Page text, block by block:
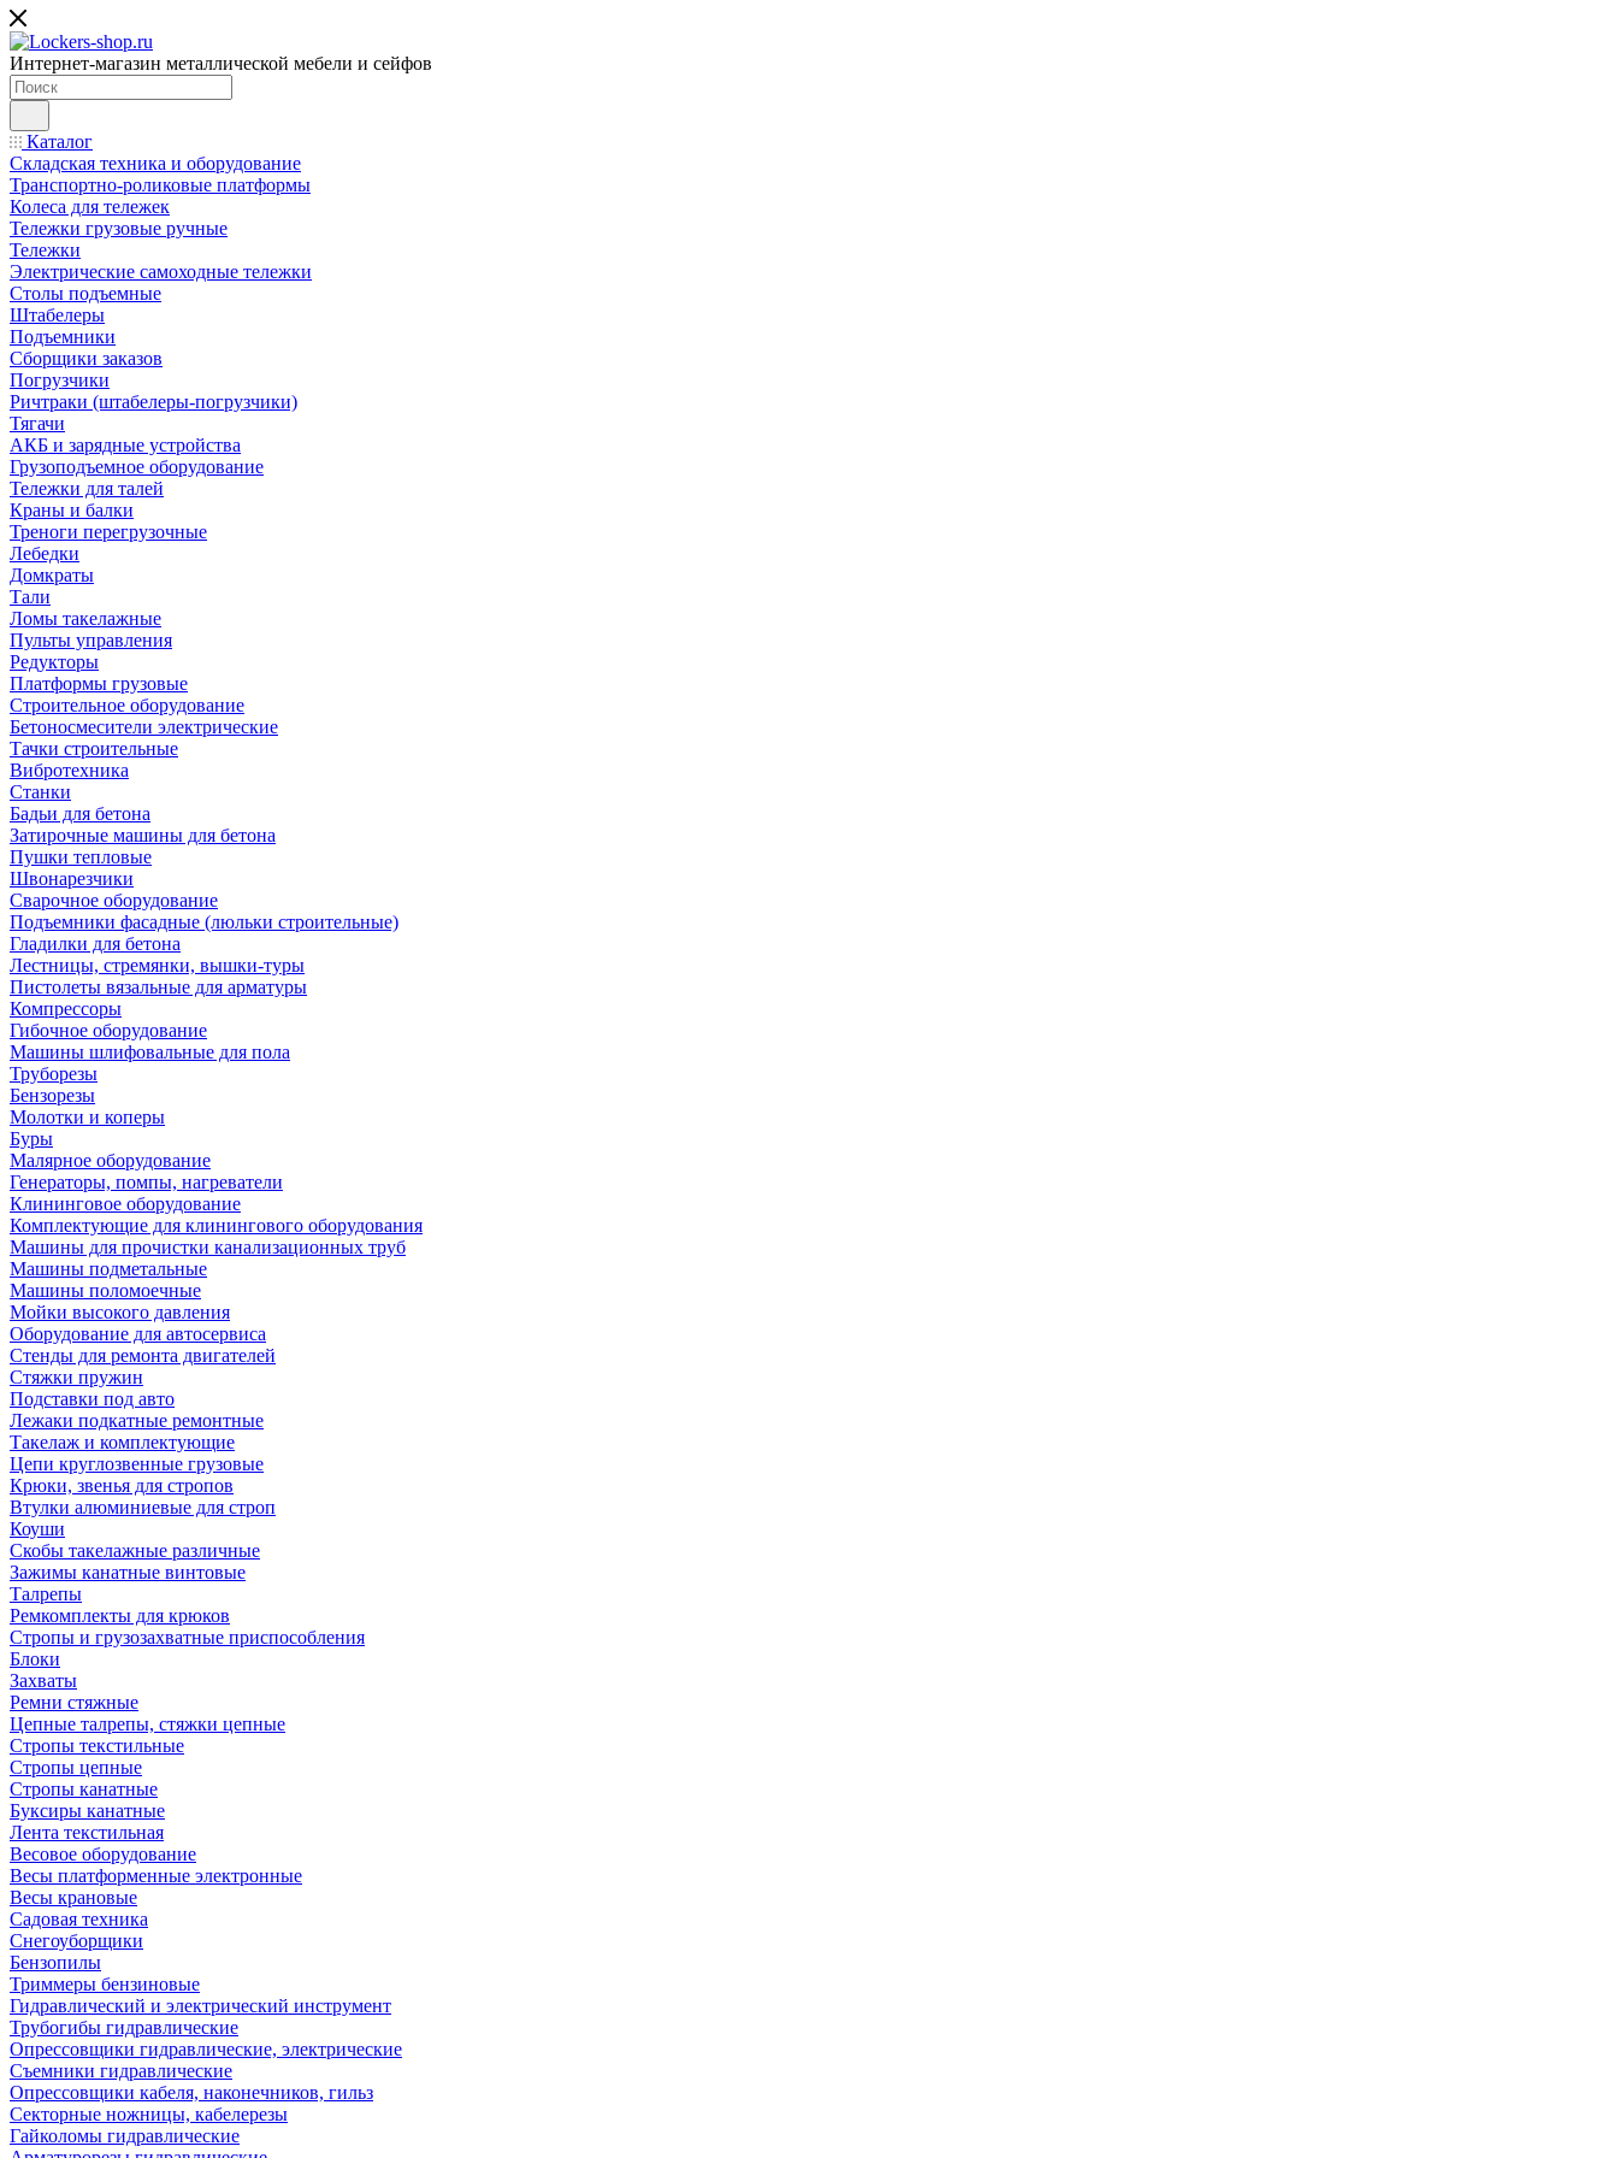
Интернет-магазин металлической мебели и сейфов
Каталог
Складская техника и оборудование
Транспортно-роликовые платформы
Колеса для тележек
Тележки грузовые ручные
Тележки
Электрические самоходные тележки
Столы подъемные
Штабелеры
Подъемники
Сборщики заказов
Погрузчики
Ричтраки (штабелеры-погрузчики)
Тягачи
АКБ и зарядные устройства
Грузоподъемное оборудование
Тележки для талей
Краны и балки
Треноги перегрузочные
Лебедки
Домкраты
Тали
Ломы такелажные
Пульты управления
Редукторы
Платформы грузовые
Строительное оборудование
Бетоносмесители электрические
Тачки строительные
Вибротехника
Станки
Бадьи для бетона
Затирочные машины для бетона
Пушки тепловые
Швонарезчики
Сварочное оборудование
Подъемники фасадные (люльки строительные)
Гладилки для бетона
Лестницы, стремянки, вышки-туры
Пистолеты вязальные для арматуры
Компрессоры
Гибочное оборудование
Машины шлифовальные для пола
Труборезы
Бензорезы
Молотки и коперы
Буры
Малярное оборудование
Генераторы, помпы, нагреватели
Клининговое оборудование
Комплектующие для клинингового оборудования
Машины для прочистки канализационных труб
Машины подметальные
Машины поломоечные
Мойки высокого давления
Оборудование для автосервиса
Стенды для ремонта двигателей
Стяжки пружин
Подставки под авто
Лежаки подкатные ремонтные
Такелаж и комплектующие
Цепи круглозвенные грузовые
Крюки, звенья для стропов
Втулки алюминиевые для строп
Коуши
Скобы такелажные различные
Зажимы канатные винтовые
Талрепы
Ремкомплекты для крюков
Стропы и грузозахватные приспособления
Блоки
Захваты
Ремни стяжные
Цепные талрепы, стяжки цепные
Стропы текстильные
Стропы цепные
Стропы канатные
Буксиры канатные
Лента текстильная
Весовое оборудование
Весы платформенные электронные
Весы крановые
Садовая техника
Снегоуборщики
Бензопилы
Триммеры бензиновые
Гидравлический и электрический инструмент
Трубогибы гидравлические
Опрессовщики гидравлические, электрические
Съемники гидравлические
Опрессовщики кабеля, наконечников, гильз
Секторные ножницы, кабелерезы
Гайколомы гидравлические